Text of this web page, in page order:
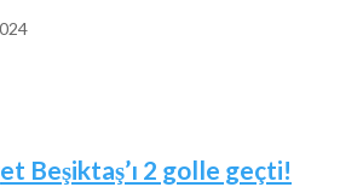
Beşiktaş’ı 2 golle geçti!